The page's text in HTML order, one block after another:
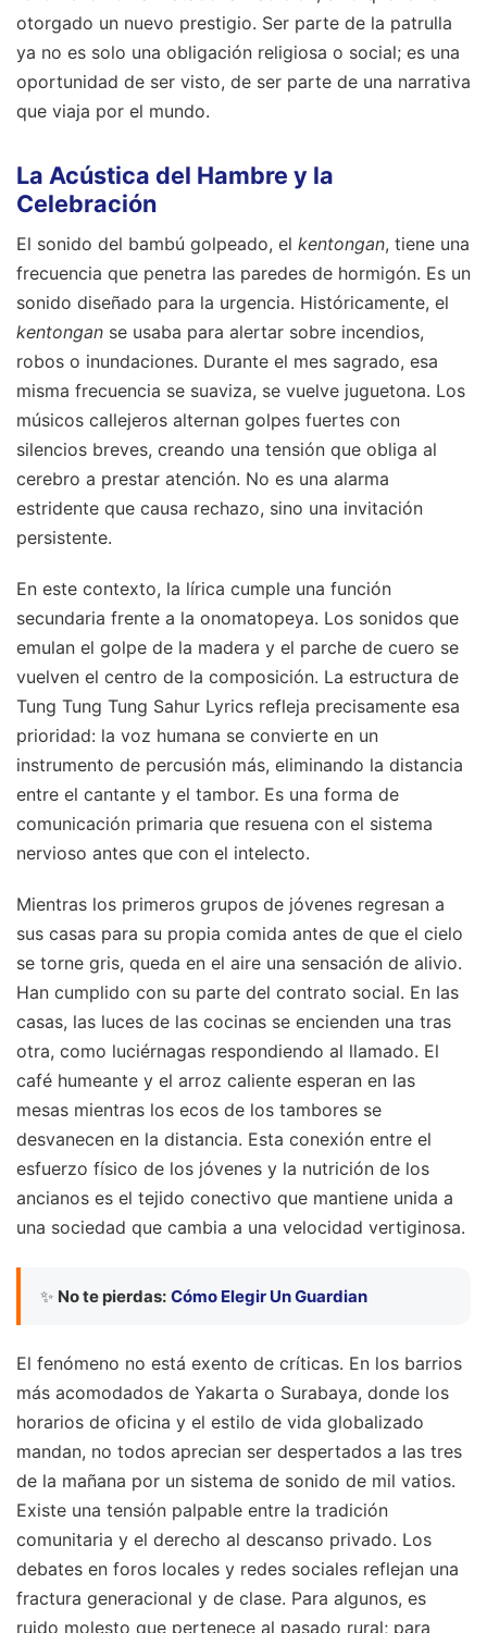
otorgado un nuevo prestigio. Ser parte de la patrulla
ya no es solo una obligación religiosa o social; es una
oportunidad de ser visto, de ser parte de una narrativa
que viaja por el mundo.
La Acústica del Hambre y la
Celebración
El sonido del bambú golpeado, el kentongan, tiene una
frecuencia que penetra las paredes de hormigón. Es un
sonido diseñado para la urgencia. Históricamente, el
kentongan se usaba para alertar sobre incendios,
robos o inundaciones. Durante el mes sagrado, esa
misma frecuencia se suaviza, se vuelve juguetona. Los
músicos callejeros alternan golpes fuertes con
silencios breves, creando una tensión que obliga al
cerebro a prestar atención. No es una alarma
estridente que causa rechazo, sino una invitación
persistente.
En este contexto, la lírica cumple una función
secundaria frente a la onomatopeya. Los sonidos que
emulan el golpe de la madera y el parche de cuero se
vuelven el centro de la composición. La estructura de
Tung Tung Tung Sahur Lyrics refleja precisamente esa
prioridad: la voz humana se convierte en un
instrumento de percusión más, eliminando la distancia
entre el cantante y el tambor. Es una forma de
comunicación primaria que resuena con el sistema
nervioso antes que con el intelecto.
Mientras los primeros grupos de jóvenes regresan a
sus casas para su propia comida antes de que el cielo
se torne gris, queda en el aire una sensación de alivio.
Han cumplido con su parte del contrato social. En las
casas, las luces de las cocinas se encienden una tras
otra, como luciérnagas respondiendo al llamado. El
café humeante y el arroz caliente esperan en las
mesas mientras los ecos de los tambores se
desvanecen en la distancia. Esta conexión entre el
esfuerzo físico de los jóvenes y la nutrición de los
ancianos es el tejido conectivo que mantiene unida a
una sociedad que cambia a una velocidad vertiginosa.
✨ No te pierdas: Cómo Elegir Un Guardian
El fenómeno no está exento de críticas. En los barrios
más acomodados de Yakarta o Surabaya, donde los
horarios de oficina y el estilo de vida globalizado
mandan, no todos aprecian ser despertados a las tres
de la mañana por un sistema de sonido de mil vatios.
Existe una tensión palpable entre la tradición
comunitaria y el derecho al descanso privado. Los
debates en foros locales y redes sociales reflejan una
fractura generacional y de clase. Para algunos, es
ruido molesto que pertenece al pasado rural; para